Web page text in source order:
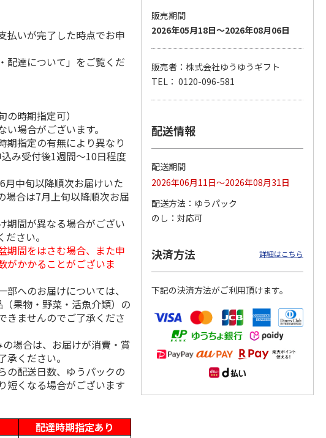
＜お中元＞ななこ
夏
3,240円
(送料・税込)
＜お中元＞ななこ
夏
2,160円
(送料・税込)
金澤小町 KMC-15Ｒ
2,380円
＜お中元＞洋風おこ
しチュララ
3,300円
(送料・税込)
払いが完了した時点でお申
配達について」をご覧くだ
時期指定可）
場合がございます。
指定の有無により異なり
み受付後1週間～10日程度
中旬以降順次お届けいた
場合は7月上旬以降順次お届
期間が異なる場合がござい
さい。
期間をはさむ場合、また申
がかかることがございま
へのお届けについては、
果物・野菜・活魚介類）の
きませんのでご了承くださ
場合は、お届けが消費・賞
ください。
の配送日数、ゆうパックの
短くなる場合がございます
配達時期指定あり
販売期間
2026年05月18日～2026年08月06日
販売者：株式会社ゆうゆうギフト
TEL： 0120-096-581
配送情報
配送期間
2026年06月11日～2026年08月31日
配送方法
ゆうパック
のし
対応可
決済方法 詳細はこちら
下記の決済方法がご利用頂けます。